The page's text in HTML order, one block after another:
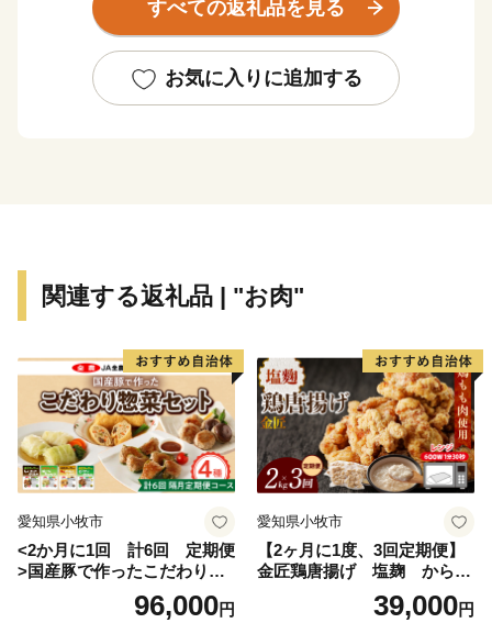
展しています。
く、注目される都市の一つとして数えられています。
すべての返礼品を見る
お気に入りに追加する
関連する返礼品 | "お肉"
愛知県小牧市
<2か月に1回 計6回 定期便
>国産豚で作ったこだわり惣
96,000円
愛知県小牧市
【2ヶ月に1度、3回定期便】
金匠鶏唐揚げ 塩麹 からあ
39,000円